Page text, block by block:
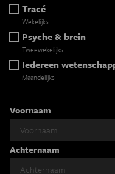
Tracé
Wekelijks
Psyche & brein
Tweewekelijks
Iedereen
Maandelijks
Voornaam
Achternaam